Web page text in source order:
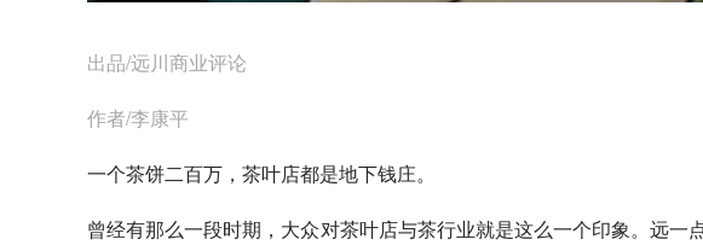
出品/远川商业评论
作者/李康平
一个茶饼二百万，茶叶店都是地下钱庄。
曾经有那么一段时期，大众对茶叶店与茶行业就是这么一个印象。远一